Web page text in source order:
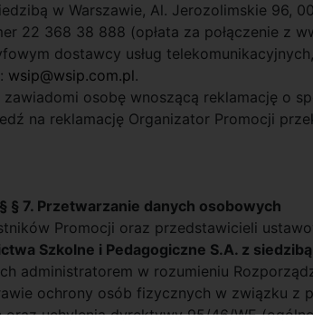
w Warszawie, Al. Jerozolimskie 96,
22 368 38 888 (opłata za połączenie z
dostawcy usług
wsip@wsip.com.pl.
osobę wnoszącą reklamację o
na reklamację Organizator Promocji
§ § 7. Przetwarzanie danych osobowych
Promocji oraz przedstawicieli
Szkolne i Pedagogiczne S.A. z
administratorem w rozumieniu
ochrony osób fizycznych w związku z
uchylenia dyrektywy 95/46/WE